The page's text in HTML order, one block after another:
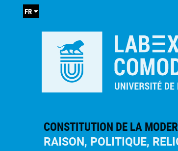
CONSTITUTION DE LA
RAISON, POLITIQUE,
FR